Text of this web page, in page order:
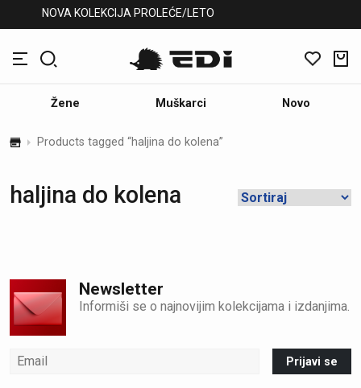
NOVA KOLEKCIJA PROLEĆE/LETO
Žene Muškarci Novo
Products tagged “haljina do kolena”
haljina do kolena
Newsletter
Informiši se o najnovijim kolekcijama i izdanjima.
Prijavi se